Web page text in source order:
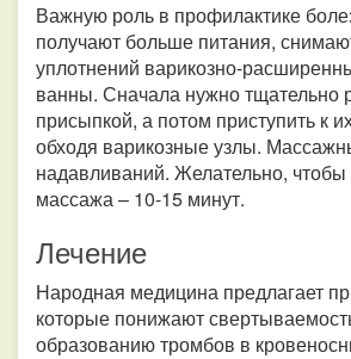
Важную роль в профилактике
получают больше питания,
уплотнений варикозно-
ванны. Сначала нужно тщательно
присыпкой, а потом приступить к
обходя варикозные узлы.
надавливаний. Желательно,
массажа – 10-15 минут.
Лечение
Народная медицина предлагает
которые понижают
образованию тромбов в